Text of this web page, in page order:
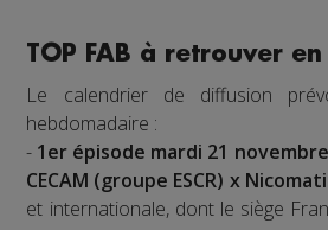
TOP FAB à retrouver
Le calendrier de diffusion
hebdomadaire :
- 1er épisode mardi 21
CECAM (groupe ESCR) x
et internationale, dont le siège